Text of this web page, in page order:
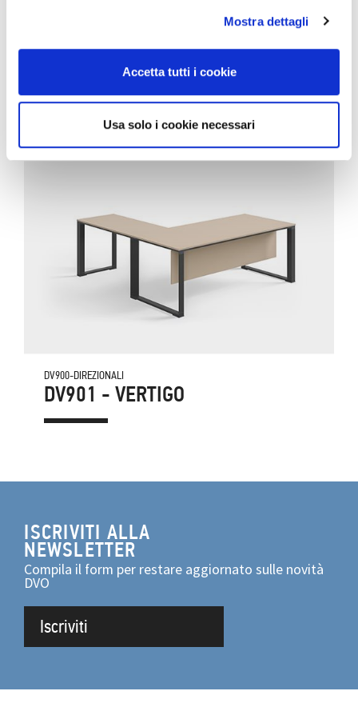
Mostra dettagli
Accetta tutti i cookie
Usa solo i cookie necessari
CORRELATI
DV900-DIREZIONALI
DV901 - VERTIGO
ISCRIVITI ALLA
NEWSLETTER
Compila il form per restare aggiornato sulle novità
DVO
Iscriviti